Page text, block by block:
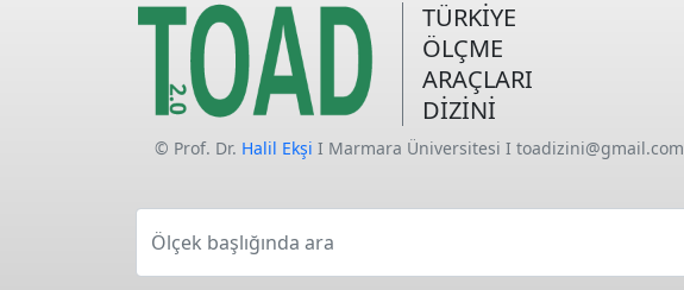
TÜRKİYE
ÖLÇME
ARAÇLARI
DİZİNİ
© Prof. Dr. Halil Ekşi I Marmara Üniversitesi I toadizini@gmail.com
Ölçek başlığında ara